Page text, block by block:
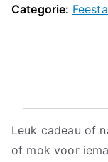
Categorie:
Leuk cadeau of
of mok voor